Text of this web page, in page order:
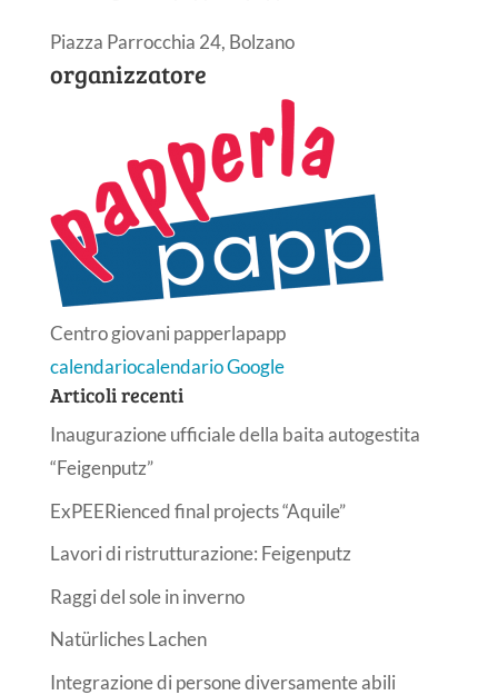
Piazza Parrocchia 24, Bolzano
organizzatore
Centro giovani papperlapapp
calendariocalendario Google
Articoli recenti
Inaugurazione ufficiale della baita autogestita
“Feigenputz”
ExPEERienced final projects “Aquile”
Lavori di ristrutturazione: Feigenputz
Raggi del sole in inverno
Natürliches Lachen
Integrazione di persone diversamente abili